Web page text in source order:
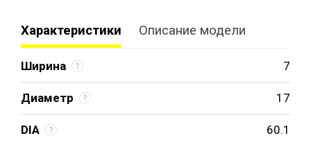
Характеристики Описание модели
Ширина 7
Диаметр 17
DIA 60.1